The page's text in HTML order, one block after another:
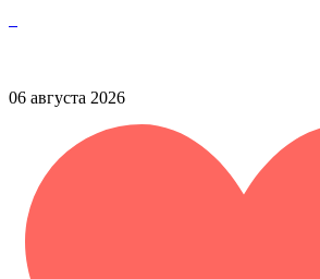
06 августа 2026